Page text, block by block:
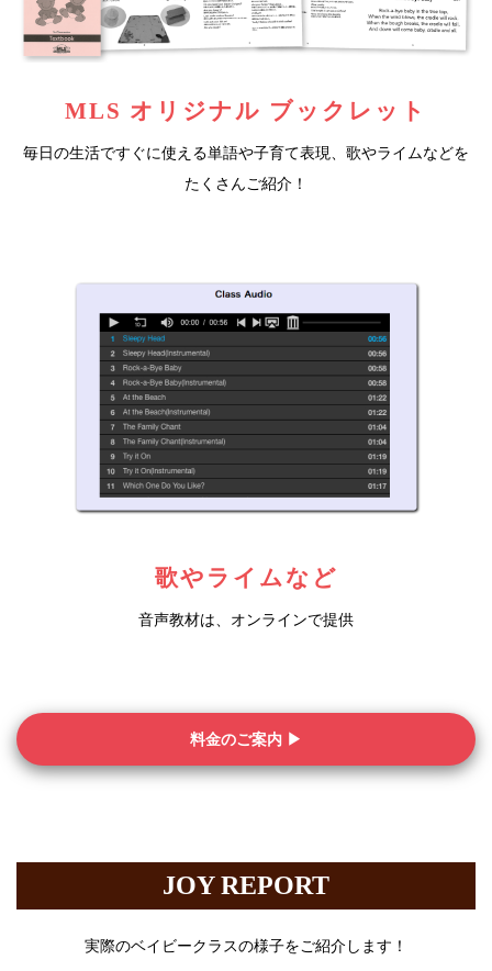
MLS オリジナル ブックレット
毎日の生活ですぐに使える単語や子育て表現、歌やライムなどを
たくさんご紹介！
歌やライムなど
音声教材は、オンラインで提供
料金のご案内 ▶︎
JOY REPORT
実際のベイビークラスの様子をご紹介します！